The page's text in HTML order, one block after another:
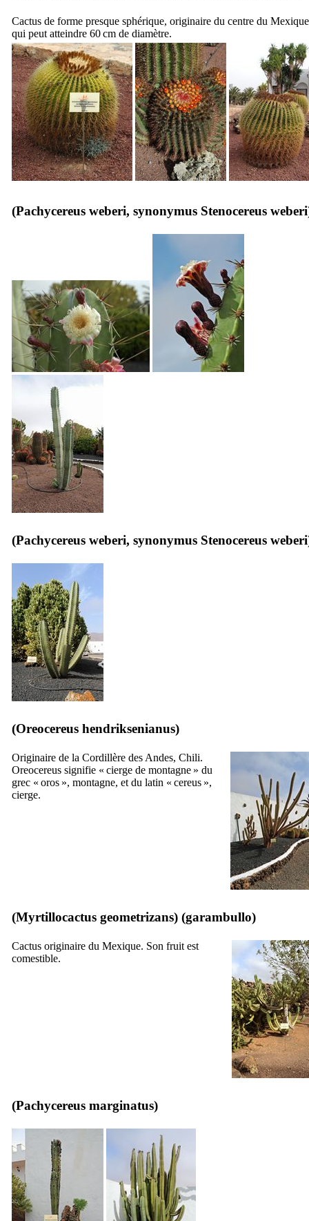
Cactus de forme presque sphérique, originaire du centre du
qui peut atteindre 60 cm de diamètre.
(Pachycereus weberi, synonymus Stenocereus weberi
(Pachycereus weberi, synonymus Stenocereus weberi
(Oreocereus hendriksenianus)
Originaire de la Cordillère des Andes, Chili.
Oreocereus signifie « cierge de montagne » du
grec « oros », montagne, et du latin « cereus »,
cierge.
(Myrtillocactus geometrizans) (garambullo)
Cactus originaire du Mexique. Son fruit est
comestible.
(Pachycereus marginatus)